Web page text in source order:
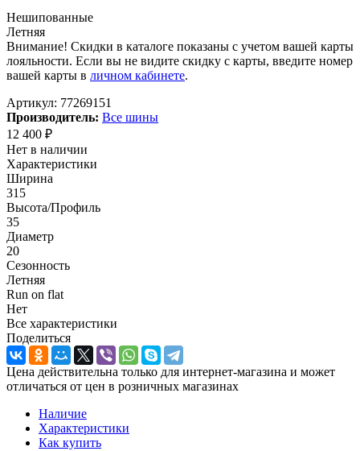
Нешипованные
Летняя
Внимание! Скидки в каталоге показаны с учетом вашей карты
лояльности. Если вы не видите скидку с карты, введите номер
вашей карты в личном кабинете.
Артикул: 77269151
Производитель: Все шины
12 400 ₽
Нет в наличии
Характеристики
Ширина
315
Высота/Профиль
35
Диаметр
20
Сезонность
Летняя
Run on flat
Нет
Все характеристики
Поделиться
Цена действительна только для интернет-магазина и может
отличаться от цен в розничных магазинах
Наличие
Характеристики
Как купить